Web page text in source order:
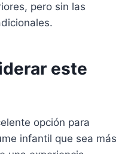
pero sin las
este
opción para
infantil que sea más